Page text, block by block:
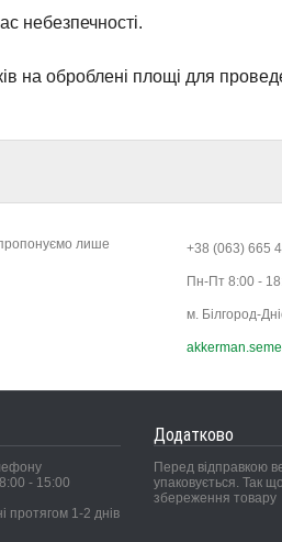
небезпечності.
на оброблені площі для
лише
+38 (063) 665
Пн-Пт 8:00 -
м. Білгород-
- 15:00
протягом 1-2 днів
Додатково
Перед відправкою
упаковується. Так
збереження товару